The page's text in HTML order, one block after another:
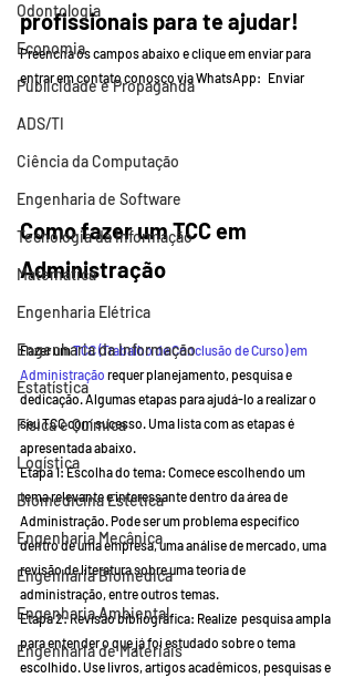
Odontologia
Economia
Publicidade e Propaganda
ADS/TI
Ciência da Computação
Engenharia de Software
Tecnologia da Informação
Matemática
Engenharia Elétrica
Engenharia da Informação
Estatística
Física e Química
Logística
Biomedicina Estética
Engenharia Mecânica
Engenharia Biomédica
Engenharia Ambiental
Engenharia de Materiais
profissionais para te ajudar!
Preencha os campos abaixo e clique em enviar para
entrar em contato conosco via WhatsApp:   Enviar
Como fazer um TCC em
Administração
Fazer um TCC (Trabalho de Conclusão de Curso) em
Administração requer planejamento, pesquisa e
dedicação. Algumas etapas para ajudá-lo a realizar o
seu TCC com sucesso. Uma lista com as etapas é
apresentada abaixo.
Etapa 1: Escolha do tema: Comece escolhendo um
tema relevante e interessante dentro da área de
Administração. Pode ser um problema específico
dentro de uma empresa, uma análise de mercado, uma
revisão de literatura sobre uma teoria de
administração, entre outros temas.
Etapa 2: Revisão bibliográfica: Realize  pesquisa ampla
para entender o que já foi estudado sobre o tema
escolhido. Use livros, artigos acadêmicos, pesquisas e